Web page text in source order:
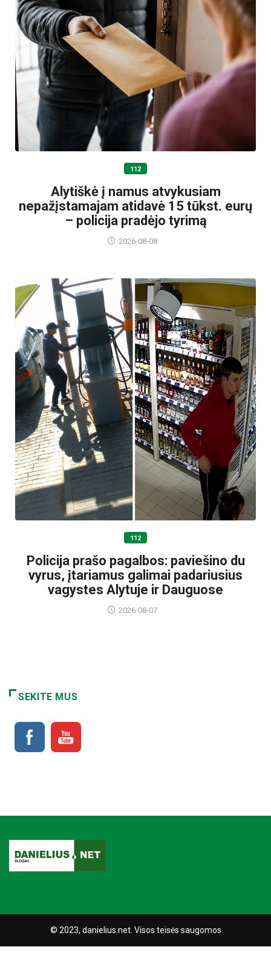
112
Alytiškė į namus atvykusiam
nepažįstamajam atidavė 15 tūkst. eurų
– policija pradėjo tyrimą
2026-08-08
112
Policija prašo pagalbos: paviešino du
vyrus, įtariamus galimai padariusius
vagystes Alytuje ir Dauguose
2026-08-07
SEKITE MUS
© 2023, danielius.net. Visos teisės saugomos